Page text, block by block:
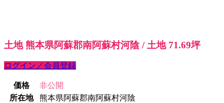
土地 熊本県阿蘇郡南阿蘇村河陰 / 土地 71.69坪
ログイン／会員登録
価格
非公開
所在地
熊本県阿蘇郡南阿蘇村河陰